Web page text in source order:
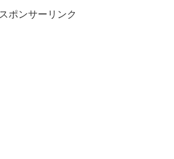
その他お得な情報も
スポンサーリンク